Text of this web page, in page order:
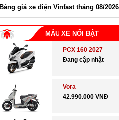
Bảng giá xe điện Vinfast tháng 08/2026
MẪU XE NỔI BẬT
PCX 160 2027
Đang cập nhật
Vora
42.990.000 VNĐ